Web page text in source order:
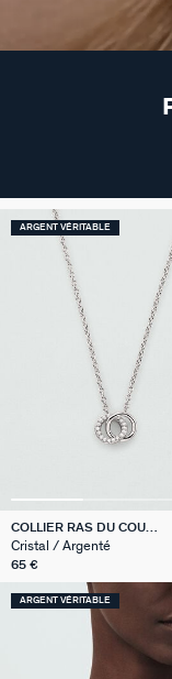
ARGENT VÉRITABLE
COLLIER RAS DU COU
RONDOU
Cristal / Argenté
65 €
ARGENT VÉRITABLE